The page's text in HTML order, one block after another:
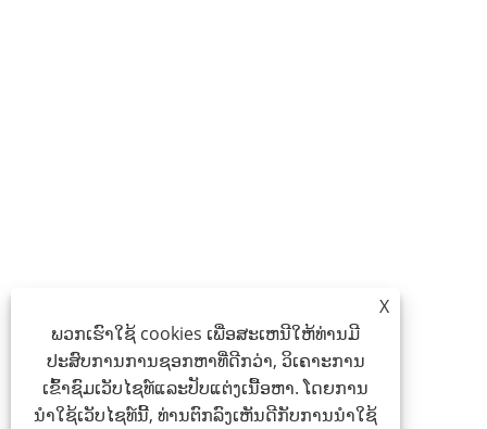
X
ພວກເຮົາໃຊ້ cookies ເພື່ອສະເຫນີໃຫ້ທ່ານມີ
ປະສົບການການຊອກຫາທີ່ດີກວ່າ, ວິເຄາະການ
ເຂົ້າຊົມເວັບໄຊທ໌ແລະປັບແຕ່ງເນື້ອຫາ. ໂດຍການ
ນໍາໃຊ້ເວັບໄຊທ໌ນີ້, ທ່ານຕົກລົງເຫັນດີກັບການນໍາໃຊ້